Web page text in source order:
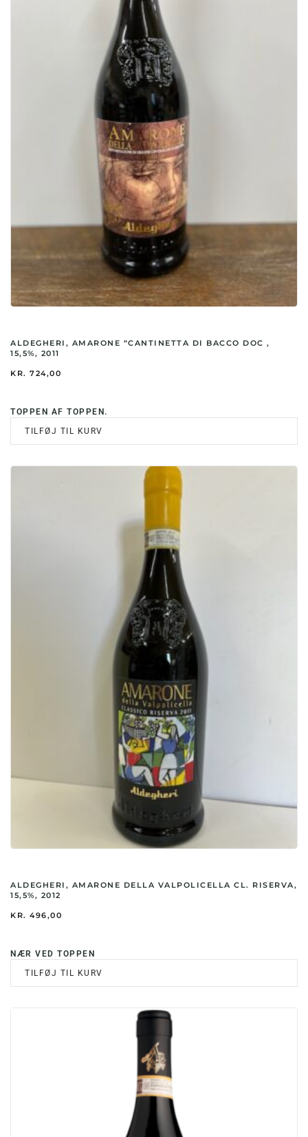
ALDEGHERI, AMARONE “CANTINETTA DI BACCO DOC ,
15,5%, 2011
KR. 724,00
TOPPEN AF TOPPEN.
TILFØJ TIL KURV
ALDEGHERI, AMARONE DELLA VALPOLICELLA CL. RISERVA,
15,5%, 2012
KR. 496,00
NÆR VED TOPPEN
TILFØJ TIL KURV